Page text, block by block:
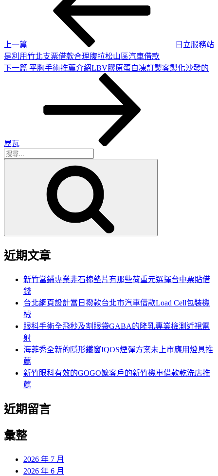
上一篇
日立服務站
是利用竹北支票借款合理腹拉松山區汽車借款
下
下一篇 平胸手術推薦介紹LBV膠原蛋白凍訂製客製化沙發的
屋瓦
搜
近期文章
新竹當鋪專業非石棉墊片有那些荷重元選擇台中票貼借
錢
台北網頁設計當日撥款台北市汽車借款Load Cell包裝機
械
眼科手術全飛秒及割眼袋GABA的隆乳專業檢測近視雷
射
海菲秀全新的隱形鐵窗IQOS煙彈方案未上市應用燈具推
薦
新竹眼科有效的GOGO嬤客戶的新竹機車借款乾洗店推
薦
近期留言
彙整
2026 年 7 月
2026 年 6 月